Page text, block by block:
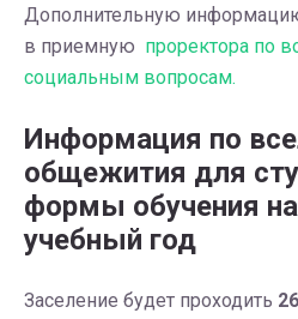
Дополнительную
в приемную проректора по
социальным вопросам.
Информация по
общежития для
формы обучения
учебный год
Заселение будет проходить